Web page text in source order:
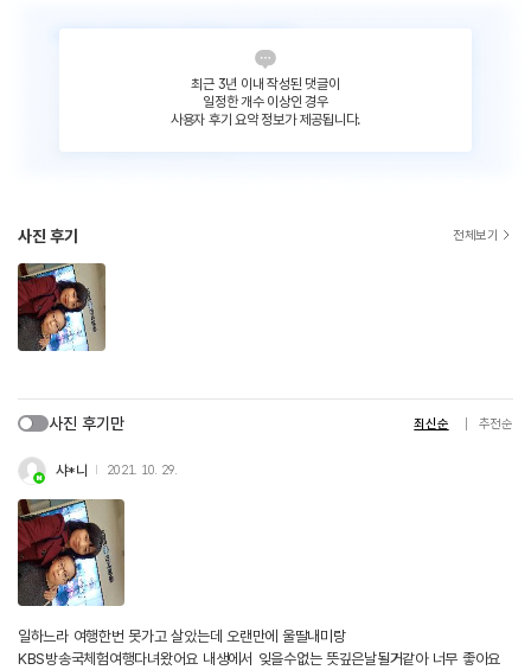
최근 3년 이내 작성된 댓글이
일정한 개수 이상인 경우
사용자 후기 요약 정보가 제공됩니다.
사진 후기 전체보기
사진 후기만 최신순 추천순
샤*니 2021. 10. 29.
일하느라 여행한번 못가고 살았는데 오랜만에 울딸내미랑
KBS방송국체험여행다녀왔어요 내생에서 잊을수없는 뜻깊은날될거같아 너무 좋아요